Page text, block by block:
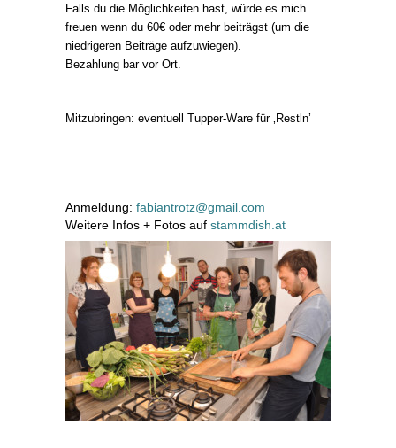
Falls du die Möglichkeiten hast, würde es mich
freuen wenn du 60€ oder mehr beiträgst (um die
niedrigeren Beiträge aufzuwiegen).
Bezahlung bar vor Ort.
Mitzubringen: eventuell Tupper-Ware für ‚Restln’
Anmeldung: fabiantrotz@gmail.com
Weitere Infos + Fotos auf stammdish.at